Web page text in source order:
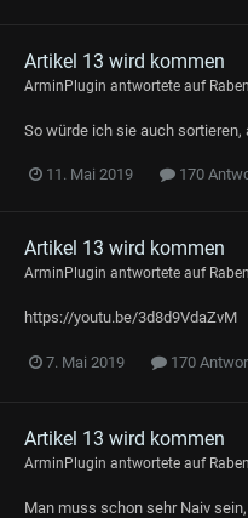
Artikel 13 wird kommen
ArminPlugin antwortete auf
So würde ich sie auch
11. Mai 2019 170
Artikel 13 wird kommen
ArminPlugin antwortete auf
https://youtu.be/3d8d9VdaZvM
7. Mai 2019 170
Artikel 13 wird kommen
ArminPlugin antwortete auf
Man muss schon sehr Naiv